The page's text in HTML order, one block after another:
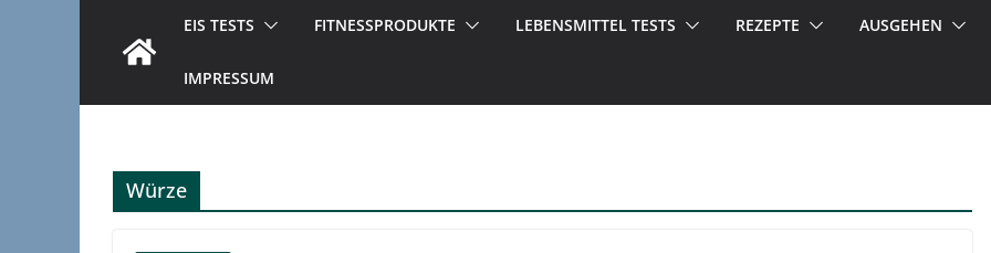
EIS TESTS FITNESSPRODUKTE LEBENSMITTEL TESTS REZEPTE AUSGEHEN
IMPRESSUM
Würze